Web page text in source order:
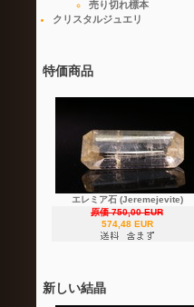
売り切れ標本
クリスタルジュエリ
特価商品
エレミア石 (Jeremejevite)
原価 750,00 EUR
574,48 EUR
新しい結晶